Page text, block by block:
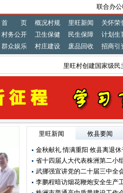
联合办
首 页 概况村规 里旺新闻 关怀荣
村务公开
卫生保健 民生保障 计划生
群众娱乐
村庄建设 废品回收 招商引
里旺村创建国家级民主
里旺新闻 攸县要闻
金秋献礼 情满重阳 攸县离退
省十四届人大代表株洲第二小
武挪强宣讲党的二十届三中全
李鹏程暗访烟花鞭炮安全生产